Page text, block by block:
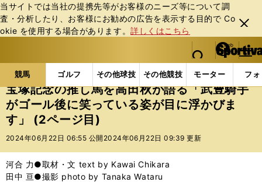
当サイトでは当社の提携先等がお客様のニーズ等について調
査・分析したり、お客様にお勧めの広告を表⽰する⽬的で Co
okie を使⽤する場合があります。詳しくはこちら
閉じ
る
web Sportiva (webスポルティーバ)
検索
マイペ
ー
ジ
メニュ
競馬 ゴルフ その他球技 その他競技 モーター フ
b
ス
ポ
ル
テ
ー
バ
競馬の記事一覧 競馬 宝塚記念の推し馬を高田秋が
宝塚記念の推し馬を高田秋が語る「武豊騎手
がゴール後に笑っている姿が目に浮かびま
す」 (2ページ目)
2024年06月22日 06:55 公開 2024年06月22日 09:39 更新
河合 力●取材・文 text by Kawai Chikara
田中 亘●撮影 photo by Tanaka Wataru